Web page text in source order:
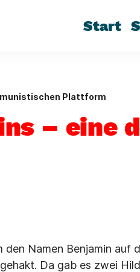
Start
Plattform
– eine
den Namen Benjamin auf
Da gab es zwei